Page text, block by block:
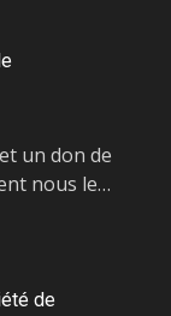
un don de
nous le…
de